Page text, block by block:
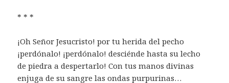
* * *
¡Oh Señor Jesucristo! por tu herida del pecho
¡perdónalo! ¡perdónalo! desciénde hasta su lecho
de piedra a despertarlo! Con tus manos divinas
enjuga de su sangre las ondas purpurinas…